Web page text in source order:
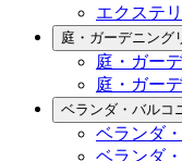
エクステ
庭・ガーデニング
庭・ガー
庭・ガー
ベランダ・バルコ
ベランダ
ベランダ